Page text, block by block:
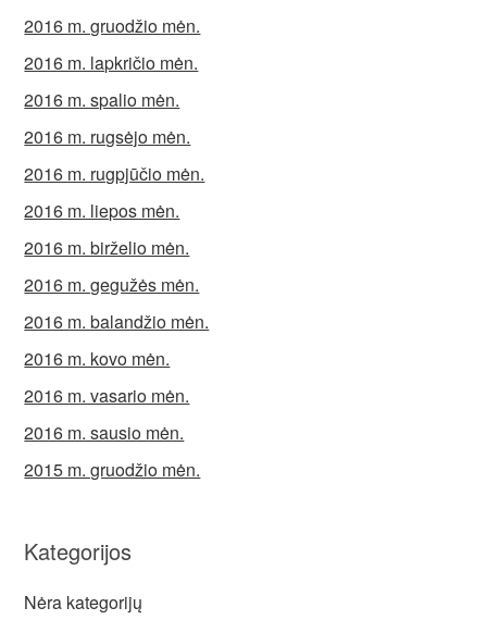
2016 m. gruodžio mėn.
2016 m. lapkričio mėn.
2016 m. spalio mėn.
2016 m. rugsėjo mėn.
2016 m. rugpjūčio mėn.
2016 m. liepos mėn.
2016 m. birželio mėn.
2016 m. gegužės mėn.
2016 m. balandžio mėn.
2016 m. kovo mėn.
2016 m. vasario mėn.
2016 m. sausio mėn.
2015 m. gruodžio mėn.
Kategorijos
Nėra kategorijų